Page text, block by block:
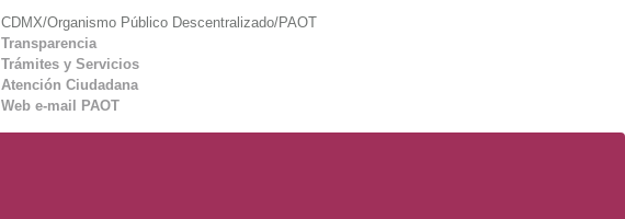
CDMX/Organismo Público Descentralizado/PAOT
Transparencia
Trámites y Servicios
Atención Ciudadana
Web e-mail PAOT